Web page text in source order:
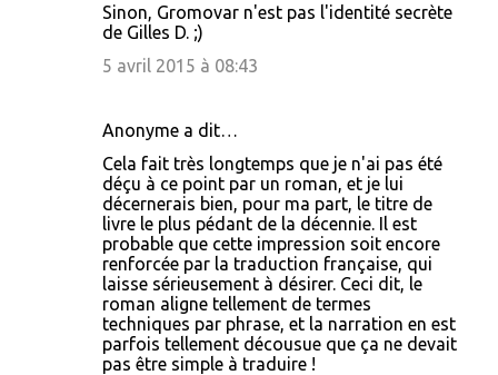
Sinon, Gromovar n'est pas l'identité secrète
de Gilles D. ;)
5 avril 2015 à 08:43
Anonyme a dit…
Cela fait très longtemps que je n'ai pas été
déçu à ce point par un roman, et je lui
décernerais bien, pour ma part, le titre de
livre le plus pédant de la décennie. Il est
probable que cette impression soit encore
renforcée par la traduction française, qui
laisse sérieusement à désirer. Ceci dit, le
roman aligne tellement de termes
techniques par phrase, et la narration en est
parfois tellement décousue que ça ne devait
pas être simple à traduire !